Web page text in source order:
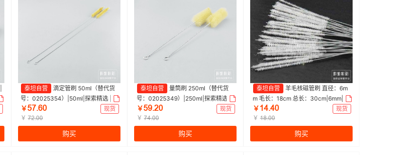
泰坦自营
滴定管刷 50ml（替代货
号：02025354）|50ml|探索精选 | 1
包（10个/包)
￥œƚŤƧř
现货
￥ ƚſŤřř
购买
泰坦自营
量筒刷 250ml（替代货
号：02025349）|250ml|探索精选 |
1包（10个/包）
￥œůŤſř
现货
￥ ƚȂŤřř
购买
泰坦自营
羊毛核磁管刷 直径：6m
m 毛长：18cm 总长：30cm|6mm|探
索精选 | 1个
￥ ǝȂŤȂř
现货
￥ ǝȬŤřř
购买